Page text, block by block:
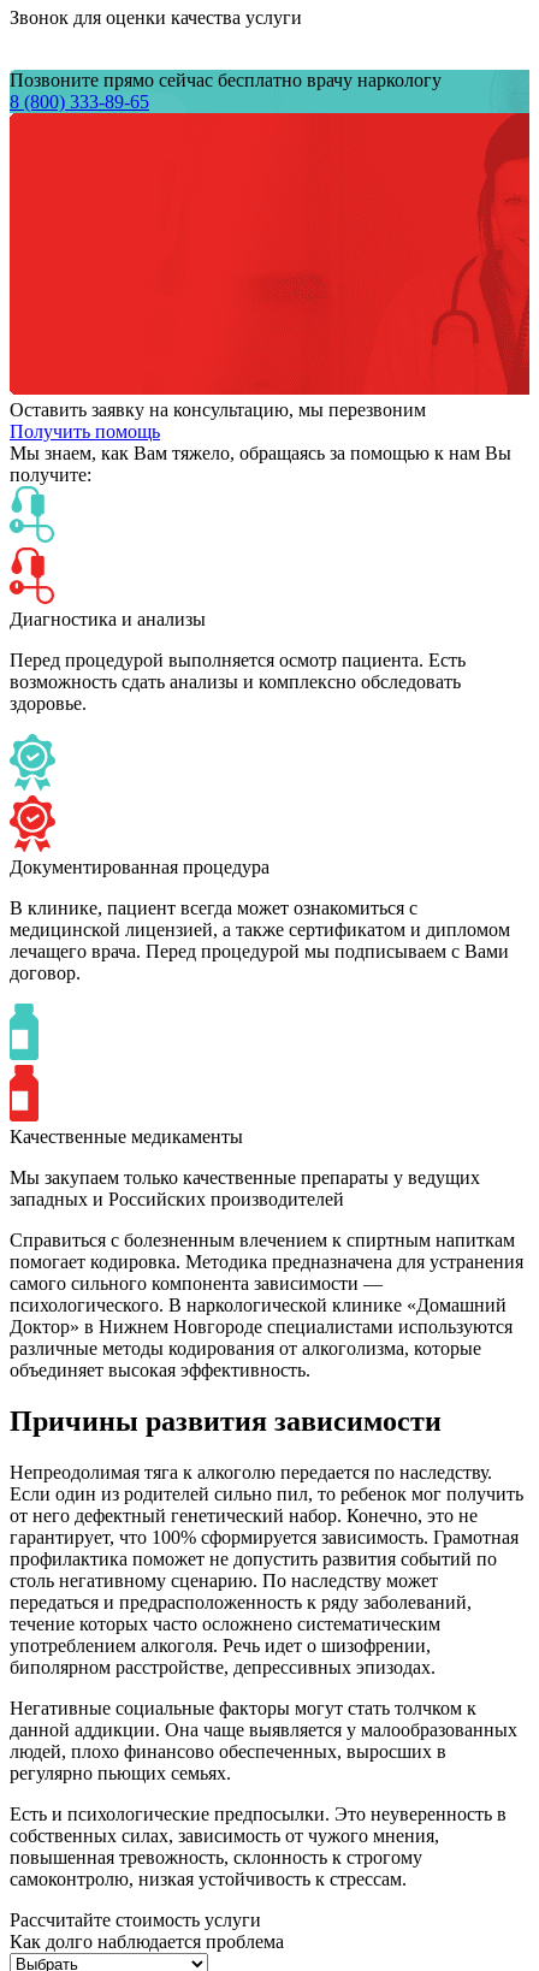
Звонок для оценки качества услуги
Позвоните прямо сейчас бесплатно врачу наркологу
8 (800) 333-89-65
Оставить заявку на консультацию, мы перезвоним
Получить помощь
Мы знаем, как Вам тяжело, обращаясь за помощью к нам Вы
получите:
Диагностика и анализы
Перед процедурой выполняется осмотр пациента. Есть
возможность сдать анализы и комплексно обследовать
здоровье.
Документированная процедура
В клинике, пациент всегда может ознакомиться с
медицинской лицензией, а также сертификатом и дипломом
лечащего врача. Перед процедурой мы подписываем с Вами
договор.
Качественные медикаменты
Мы закупаем только качественные препараты у ведущих
западных и Российских производителей
Справиться с болезненным влечением к спиртным напиткам
помогает кодировка. Методика предназначена для устранения
самого сильного компонента зависимости —
психологического. В наркологической клинике «Домашний
Доктор» в Нижнем Новгороде специалистами используются
различные методы кодирования от алкоголизма, которые
объединяет высокая эффективность.
Причины развития зависимости
Непреодолимая тяга к алкоголю передается по наследству.
Если один из родителей сильно пил, то ребенок мог получить
от него дефектный генетический набор. Конечно, это не
гарантирует, что 100% сформируется зависимость. Грамотная
профилактика поможет не допустить развития событий по
столь негативному сценарию. По наследству может
передаться и предрасположенность к ряду заболеваний,
течение которых часто осложнено систематическим
употреблением алкоголя. Речь идет о шизофрении,
биполярном расстройстве, депрессивных эпизодах.
Негативные социальные факторы могут стать толчком к
данной аддикции. Она чаще выявляется у малообразованных
людей, плохо финансово обеспеченных, выросших в
регулярно пьющих семьях.
Есть и психологические предпосылки. Это неуверенность в
собственных силах, зависимость от чужого мнения,
повышенная тревожность, склонность к строгому
самоконтролю, низкая устойчивость к стрессам.
Рассчитайте стоимость услуги
Как долго наблюдается проблема